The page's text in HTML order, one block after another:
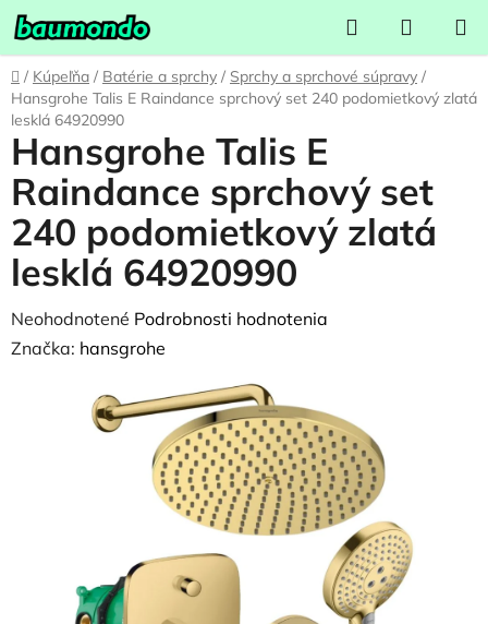
Prejsť
na
obsah
Hľadať
KOŠÍK
Domov
/ Kúpeľňa / Batérie a sprchy / Sprchy a sprchové súpravy /
Hansgrohe Talis E Raindance sprchový set 240 podomietkový zlatá
lesklá 64920990
Hansgrohe Talis E
Raindance sprchový set
240 podomietkový zlatá
lesklá 64920990
Priemerné
hodnotenie
Neohodnotené Podrobnosti hodnotenia
Značka: hansgrohe